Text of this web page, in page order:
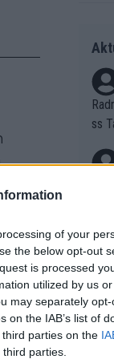
of your
the below opt-out
is processed
utilized by us
may separately
the IAB’s list of
parties on the
parties.
das
ss
as
Auf
V?